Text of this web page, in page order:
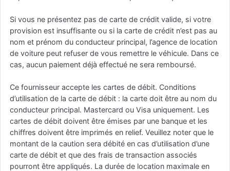
Si vous ne présentez pas de carte de crédit valide, si votre
provision est insuffisante ou si la carte de crédit n’est pas au
nom et prénom du conducteur principal, l’agence de location
de voiture peut refuser de vous remettre le véhicule. Dans ce
cas, aucun paiement déjà effectué ne sera remboursé.
Ce fournisseur accepte les cartes de débit. Conditions
d’utilisation de la carte de débit : la carte doit être au nom du
conducteur principal. Mastercard ou Visa uniquement. Les
cartes de débit doivent être émises par une banque et les
chiffres doivent être imprimés en relief. Veuillez noter que le
montant de la caution sera débité en cas d’utilisation d’une
carte de débit et que des frais de transaction associés
pourront être appliqués. La durée de location maximale en